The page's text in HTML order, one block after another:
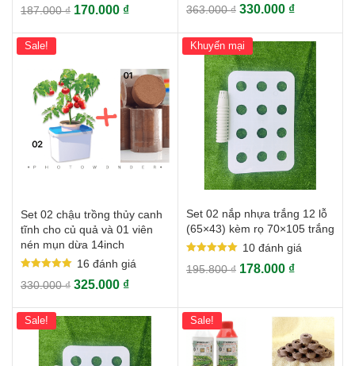
5.00
187.000₫ 170.000 ₫
5.00
363.000₫ 330.000 ₫
Sale!
Set 02 chậu trồng thủy canh
tĩnh cho củ quả và 01 viên
nén mụn dừa 14inch
5.00
16 đánh giá
330.000₫ 325.000 ₫
Khuyến mại
Set 02 nắp nhựa trắng 12 lỗ
(65×43) kèm rọ 70×105 trắng
5.00
10đánh giá
195.800₫ 178.000 ₫
Sale! Sale!